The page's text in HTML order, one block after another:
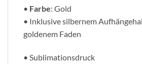
• Farbe: Gold
• Inklusive silbernem
goldenem Faden
• Sublimationsdruck